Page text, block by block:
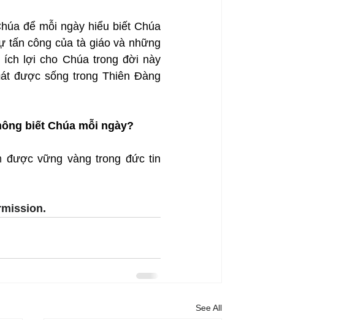
để mỗi ngày hiểu biết Chúa
tấn công của tà giáo và những
lợi cho Chúa trong đời này
được sống trong Thiên Đàng
biết Chúa mỗi ngày?
được vững vàng trong đức tin
See All